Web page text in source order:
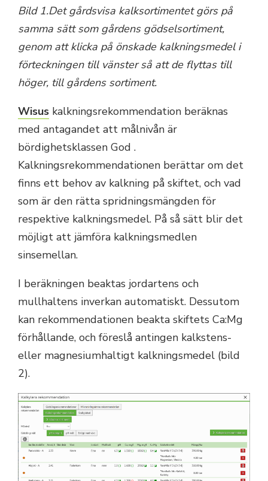
Bild 1.Det gårdsvisa kalksortimentet görs på
samma sätt som gårdens gödselsortiment,
genom att klicka på önskade kalkningsmedel i
förteckningen till vänster så att de flyttas till
höger, till gårdens sortiment.
Wisus kalkningsrekommendation beräknas
med antagandet att målnivån är
bördighetsklassen God .
Kalkningsrekommendationen berättar om det
finns ett behov av kalkning på skiftet, och vad
som är den rätta spridningsmängden för
respektive kalkningsmedel. På så sätt blir det
möjligt att jämföra kalkningsmedlen
sinsemellan.
I beräkningen beaktas jordartens och
mullhaltens inverkan automatiskt. Dessutom
kan rekommendationen beakta skiftets Ca:Mg
förhållande, och föreslå antingen kalkstens-
eller magnesiumhaltigt kalkningsmedel (bild
2).